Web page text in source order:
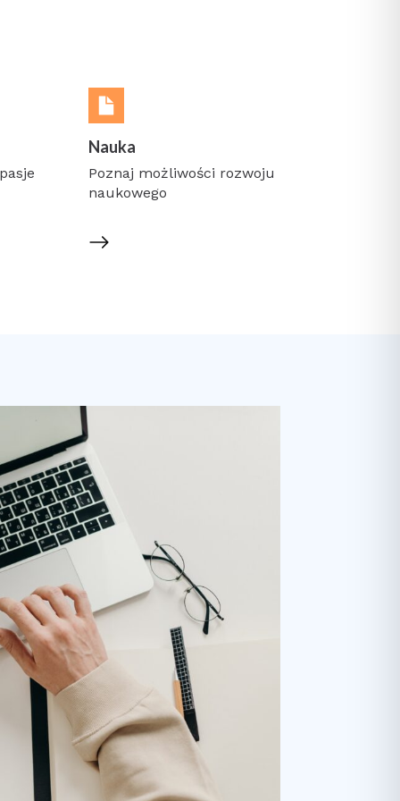
Nauka
Poznaj możliwości rozwoju
naukowego